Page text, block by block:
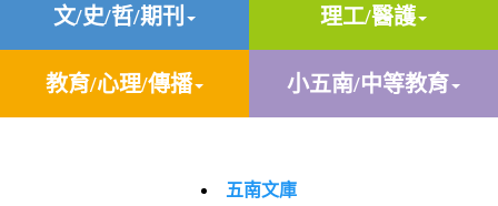
文/史/哲/期刊 理工/醫護
教育/心理/傳播 小五南/中等教育
五南文庫